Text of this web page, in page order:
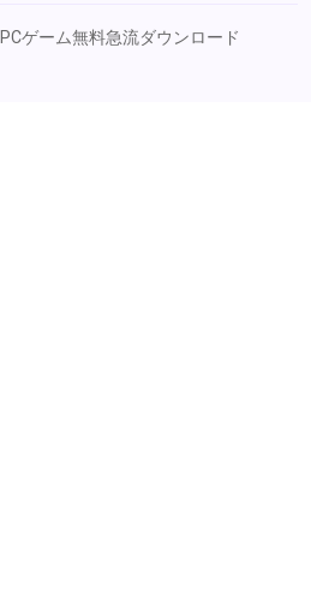
ゲーム無料急流ダウンロード